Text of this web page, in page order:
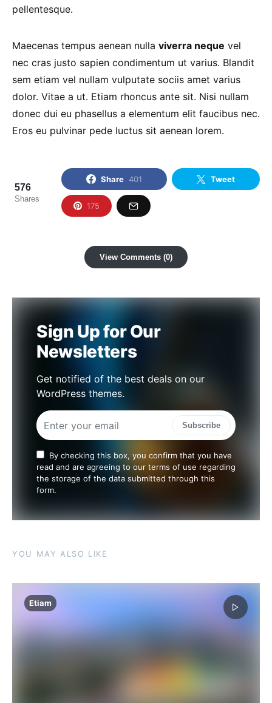
pellentesque.
Maecenas tempus aenean nulla viverra neque vel
nec cras justo sapien condimentum ut varius. Blandit
sem etiam vel nullam vulputate sociis amet varius
dolor. Vitae a ut. Etiam rhoncus ante sit. Nisi nullam
donec dui eu phasellus a elementum elit faucibus nec.
Eros eu pulvinar pede luctus sit aenean lorem.
576
Shares
Share 401 Tweet
175
View Comments (0)
Sign Up for Our
Newsletters
Get notified of the best deals on our
WordPress themes.
Subscribe
By checking this box, you confirm that you have
read and are agreeing to our terms of use regarding
the storage of the data submitted through this
form.
YOU MAY ALSO LIKE
Etiam